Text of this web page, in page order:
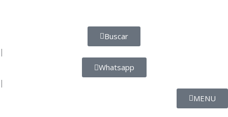
Buscar
|
Whatsapp
|
MENU